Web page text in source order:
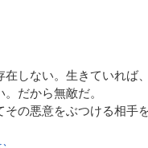
しない。生きていれ
だから無敵だ。
の悪意をぶつける相手